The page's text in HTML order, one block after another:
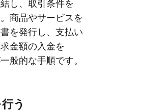
し、​取引条件を​
商品や​サービスを​
を​発行し、​支払い​
金額の​入金を​
般的な​手順です。
う